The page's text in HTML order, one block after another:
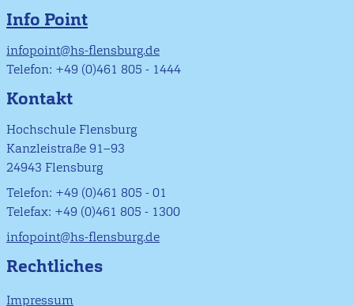
Info Point
infopoint@hs-flensburg.de
Telefon: +49 (0)461 805 - 1444
Kontakt
Hochschule Flensburg
Kanzleistraße 91–93
24943 Flensburg
Telefon: +49 (0)461 805 - 01
Telefax: +49 (0)461 805 - 1300
infopoint@hs-flensburg.de
Rechtliches
Impressum